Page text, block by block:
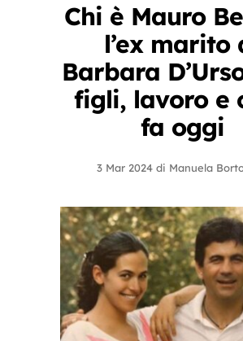
Chi è Mauro
l’ex marito
Barbara
figli, lavoro e
fa oggi
3 Mar 2024 di Manuela